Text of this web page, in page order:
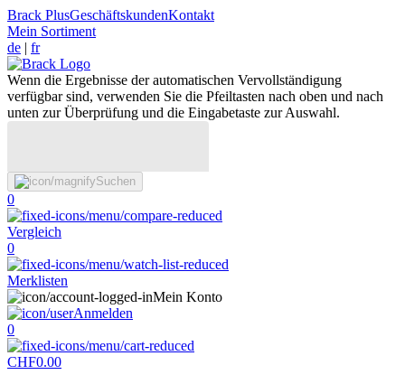
Brack PlusGeschäftskundenKontakt
Mein Sortiment
de | fr
Wenn die Ergebnisse der automatischen Vervollständigung
verfügbar sind, verwenden Sie die Pfeiltasten nach oben und nach
unten zur Überprüfung und die Eingabetaste zur Auswahl.
Suchen
0
Vergleich
0
Merklisten
Mein Konto
Anmelden
0
CHF0.00